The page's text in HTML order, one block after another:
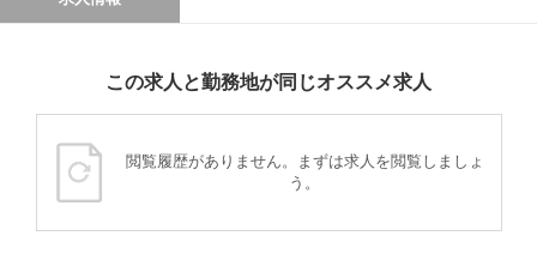
この求人と勤務地が同じオススメ求人
閲覧履歴がありません。まずは求人を閲覧しましょ
う。